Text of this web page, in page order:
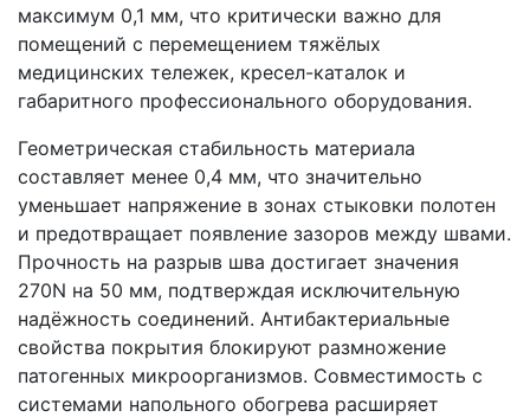
максимум 0,1 мм, что критически важно для
помещений с перемещением тяжёлых
медицинских тележек, кресел-каталок и
габаритного профессионального оборудования.
Геометрическая стабильность материала
составляет менее 0,4 мм, что значительно
уменьшает напряжение в зонах стыковки полотен
и предотвращает появление зазоров между швами.
Прочность на разрыв шва достигает значения
270N на 50 мм, подтверждая исключительную
надёжность соединений. Антибактериальные
свойства покрытия блокируют размножение
патогенных микроорганизмов. Совместимость с
системами напольного обогрева расширяет